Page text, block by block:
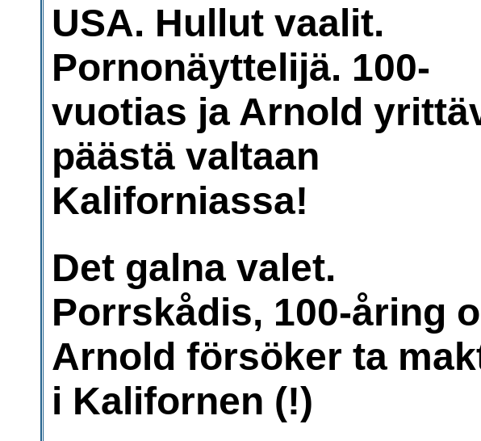
USA. Hullut vaalit.
Pornonäyttelijä. 100-
vuotias ja Arnold
päästä valtaan
Kaliforniassa!
Det galna valet.
Porrskådis, 100-åring
Arnold försöker ta
i Kalifornen (!)